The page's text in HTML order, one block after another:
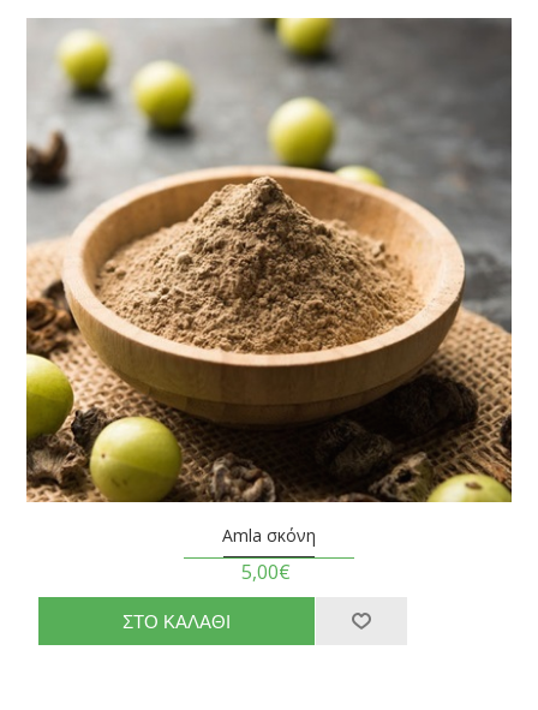
Amla σκόνη
5,00€